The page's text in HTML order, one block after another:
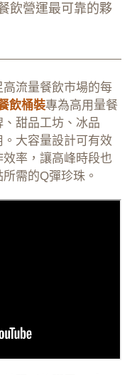
飲營運最可靠的夥
流量餐飲市場的每
飲桶裝專為高用量餐
甜品工坊、冰品
大容量設計可有效
率，讓高峰時段也
需的Q彈珍珠。